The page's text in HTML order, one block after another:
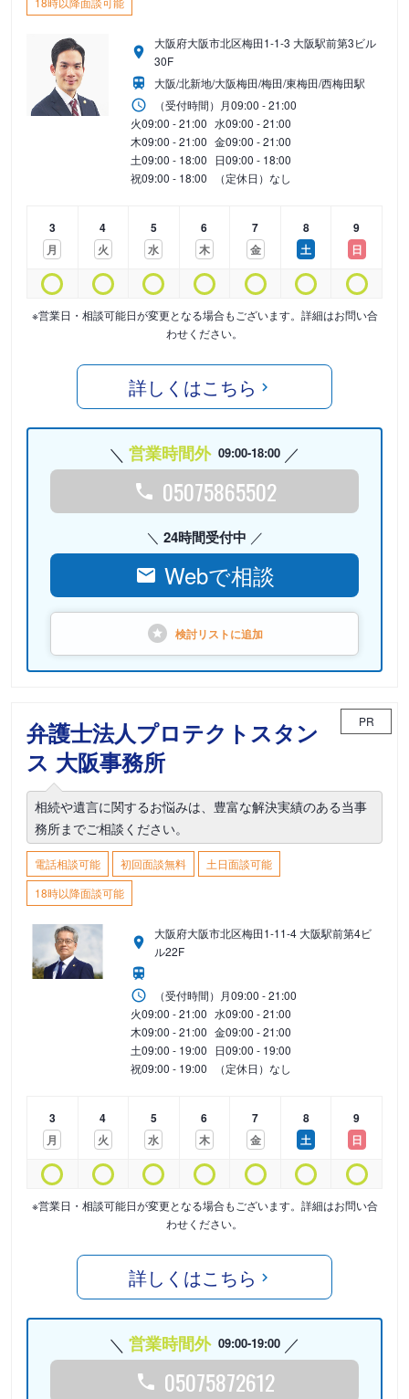
大阪府大阪市北区梅田1-1-3 大阪駅前第3ビル
30F
大阪/北新地/大阪梅田/梅田/東梅田/西梅田駅
（受付時間） 月09:00 - 21:00
火09:00 - 21:00 水09:00 - 21:00
木09:00 - 21:00 金09:00 - 21:00
土09:00 - 18:00 日09:00 - 18:00
祝09:00 - 18:00 （定休日）なし
3
月
4
火
5
水
6
木
7
金
8
土
9
日
※営業日・相談可能日が変更となる場合もございます。詳細はお問い合
わせください。
詳しくはこちら
営業時間外 09:00-18:00
05075865502
24時間受付中
Webで相談
検討リストに追加
弁護士法人プロテクトスタン
ス 大阪事務所
PR
相続や遺言に関するお悩みは、豊富な解決実績のある当事
務所までご相談ください。
電話相談可能 初回面談無料
土日面談可能
18時以降面談可能
大阪府大阪市北区梅田1-11-4 大阪駅前第4ビ
ル22F
（受付時間） 月09:00 - 21:00
火09:00 - 21:00 水09:00 - 21:00
木09:00 - 21:00 金09:00 - 21:00
土09:00 - 19:00 日09:00 - 19:00
祝09:00 - 19:00 （定休日）なし
3
月
4
火
5
水
6
木
7
金
8
土
9
日
※営業日・相談可能日が変更となる場合もございます。詳細はお問い合
わせください。
詳しくはこちら
営業時間外 09:00-19:00
05075872612